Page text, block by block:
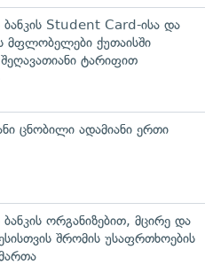
Student Card-ისა და
მფლობელები ქუთაისში
ტარიფით
ცნობილი ადამიანი ერთი
ორგანიზებით, მცირე და
შრომის უსაფრთხოების